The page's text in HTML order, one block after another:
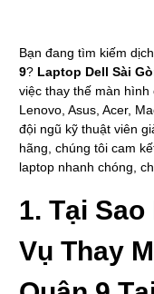
Bạn đang tìm kiếm
9? Laptop Dell Sài
việc thay thế màn hình
Lenovo, Asus, Acer,
đội ngũ kỹ thuật viên
hãng, chúng tôi cam
laptop nhanh chóng,
1. Tại Sao
Vụ Thay